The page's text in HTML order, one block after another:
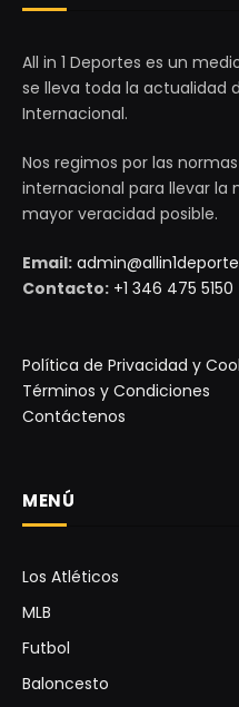
All in 1 Deportes es un
se lleva toda la actualidad
Internacional.
Nos regimos por las
internacional para llevar la
mayor veracidad posible.
Email:
Contacto: +1 346 475 5150
Política de Privacidad y
Términos y Condiciones
Contáctenos
MENÚ
Los Atléticos
MLB
Futbol
Baloncesto